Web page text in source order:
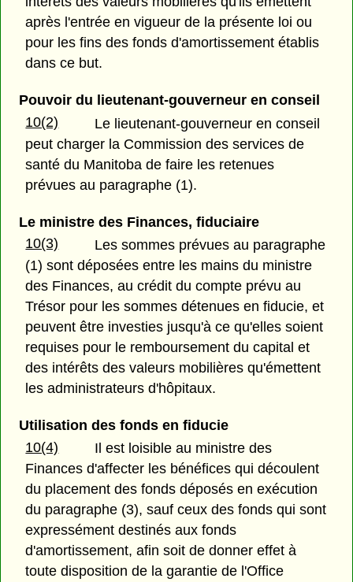
après l'entrée en vigueur de la présente loi ou
pour les fins des fonds d'amortissement établis
dans ce but.
Pouvoir du lieutenant-gouverneur en conseil
10(2)
Le lieutenant-gouverneur en conseil
peut charger la Commission des services de
santé du Manitoba de faire les retenues
prévues au paragraphe (1).
Le ministre des Finances, fiduciaire
10(3)
Les sommes prévues au paragraphe
(1) sont déposées entre les mains du ministre
des Finances, au crédit du compte prévu au
Trésor pour les sommes détenues en fiducie, et
peuvent être investies jusqu'à ce qu'elles soient
requises pour le remboursement du capital et
des intérêts des valeurs mobilières qu'émettent
les administrateurs d'hôpitaux.
Utilisation des fonds en fiducie
10(4)
Il est loisible au ministre des
Finances d'affecter les bénéfices qui découlent
du placement des fonds déposés en exécution
du paragraphe (3), sauf ceux des fonds qui sont
expressément destinés aux fonds
d'amortissement, afin soit de donner effet à
toute disposition de la garantie de l'Office